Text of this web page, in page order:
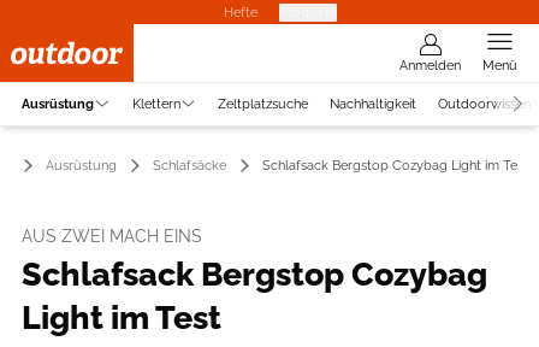
Hefte
Anmelden Menü
Ausrüstung Klettern Zeltplatzsuche Nachhaltigkeit Outdoorwissen
Ausrüstung Schlafsäcke Schlafsack Bergstop Cozybag Light im Test
AUS ZWEI MACH EINS
Schlafsack Bergstop Cozybag
Light im Test